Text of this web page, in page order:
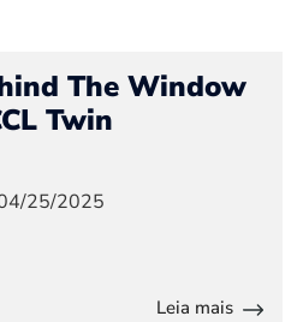
The Window
Twin
25/2025
Leia mais